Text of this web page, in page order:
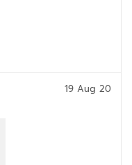
19 Aug 20